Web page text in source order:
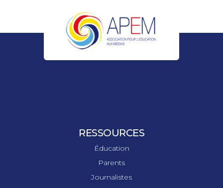
RESSOURCES
Éducation
Parents
Journalistes